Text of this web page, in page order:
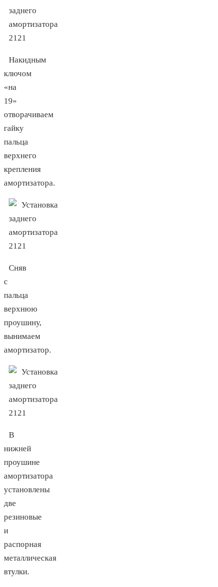
Накидным
ключом
«на
19»
отворачиваем
гайку
пальца
верхнего
крепления
амортизатора.
Сняв
с
пальца
верхнюю
проушину,
вынимаем
амортизатор.
В
нижней
проушине
амортизатора
установлены
две
резиновые
и
распорная
металлическая
втулки.